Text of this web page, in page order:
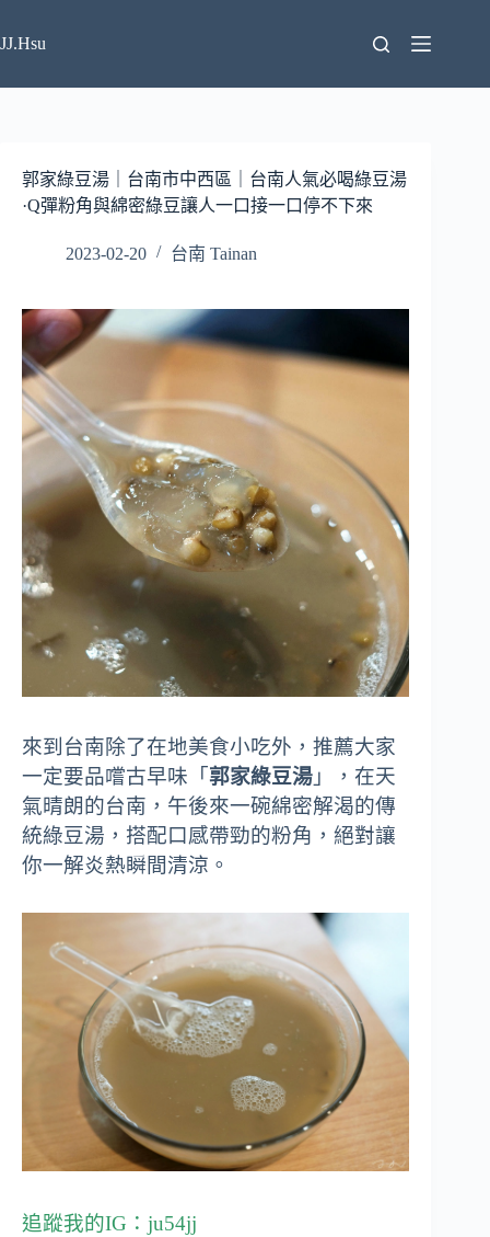
至
要
JJ.Hsu
郭家綠豆湯｜台南市中西區｜台南人氣必喝綠豆湯
·Q彈粉角與綿密綠豆讓人一口接一口停不下來
2023-02-20 台南 Tainan
來到台南除了在地美食小吃外，推薦大家
一定要品嚐古早味「 郭家綠豆湯 」，在天
氣晴朗的台南，午後來一碗綿密解渴的傳
統綠豆湯，搭配口感帶勁的粉角，絕對讓
你一解炎熱瞬間清涼。
追蹤我的IG： ju54jj